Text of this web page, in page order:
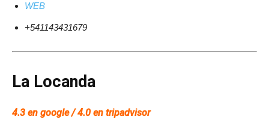
WEB
+541143431679
La Locanda
4.3 en google / 4.0 en tripadvisor